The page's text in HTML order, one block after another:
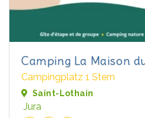
Camping La Maison
Campingplatz 1 Stern
Saint-Lothain
Jura